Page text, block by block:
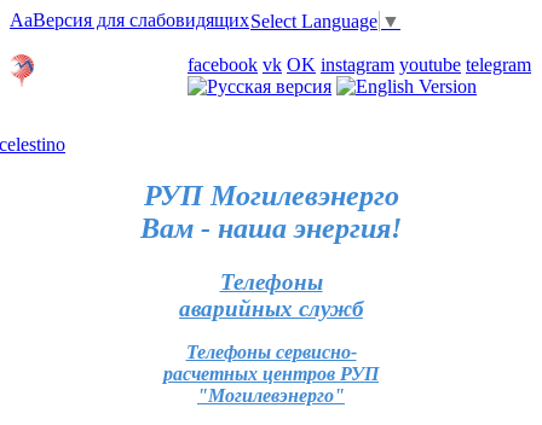
AaВерсия для слабовидящихSelect Language ▼
facebook vk OK instagram youtube telegram
РУП Могилевэнерго
Вам - наша энергия!
Телефоны
аварийных служб
Телефоны сервисно-
расчетных центров РУП
"Могилевэнерго"